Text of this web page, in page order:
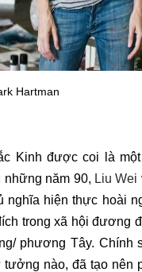
Hartman
Kinh được coi là một
những năm 90, Liu Wei
hiện thực hoài
trong xã hội đương
phương Tây. Chính
nào, đã tạo nên